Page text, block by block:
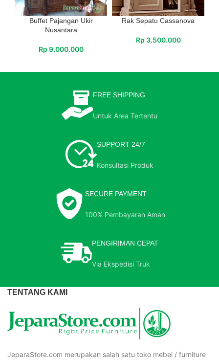
Buffet Pajangan Ukir
Nusantara
Rp 9.000.000
Rak Sepatu Cassanova
Rp 3.500.000
FREE SHIPPING
Untuk Area Tertentu
SUPPORT 24/7
Konsultasi Produk
SECURE PAYMENT
100% Pembayaran Aman
PENGIRIMAN CEPAT
Via Ekspedisi Truk
TENTANG KAMI
JeparaStore.com merupakan salah satu toko mebel / furniture